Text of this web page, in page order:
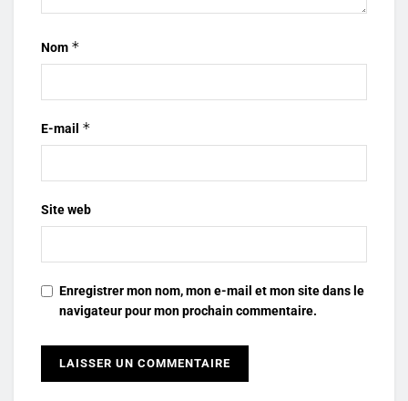
Nom *
E-mail *
Site web
Enregistrer mon nom, mon e-mail et mon site dans le
navigateur pour mon prochain commentaire.